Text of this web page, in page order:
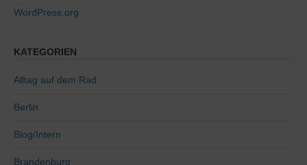
WordPress.org
KATEGORIEN
Alltag auf dem Rad
Berlin
Blog/Intern
Brandenburg